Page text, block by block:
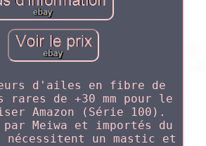
d'ailes en fibre de
rares de +30 mm pour le
Amazon (Série 100).
par Meiwa et importés du
un mastic et